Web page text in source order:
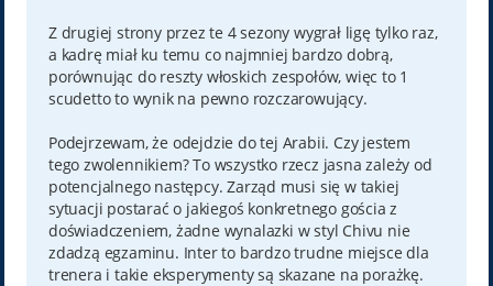
Z drugiej strony przez te 4 sezony wygrał ligę tylko raz,
a kadrę miał ku temu co najmniej bardzo dobrą,
porównując do reszty włoskich zespołów, więc to 1
scudetto to wynik na pewno rozczarowujący.
Podejrzewam, że odejdzie do tej Arabii. Czy jestem
tego zwolennikiem? To wszystko rzecz jasna zależy od
potencjalnego następcy. Zarząd musi się w takiej
sytuacji postarać o jakiegoś konkretnego gościa z
doświadczeniem, żadne wynalazki w styl Chivu nie
zdadzą egzaminu. Inter to bardzo trudne miejsce dla
trenera i takie eksperymenty są skazane na porażkę.